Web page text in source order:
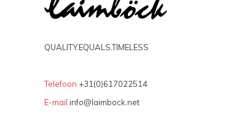
QUALITY.EQUALS.TIMELESS
Telefoon +31(0)617022514
E-mail info@laimbock.net